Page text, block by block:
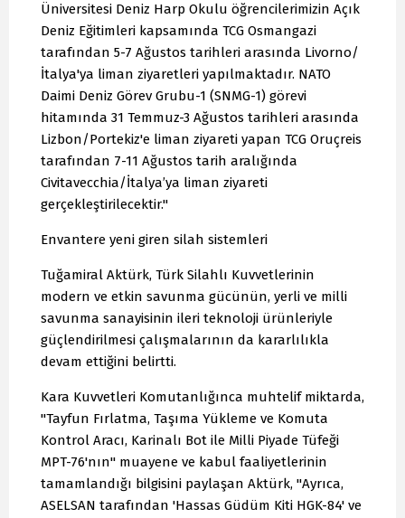
Üniversitesi Deniz Harp Okulu öğrencilerimizin Açık
Deniz Eğitimleri kapsamında TCG Osmangazi
tarafından 5-7 Ağustos tarihleri arasında Livorno/
İtalya'ya liman ziyaretleri yapılmaktadır. NATO
Daimi Deniz Görev Grubu-1 (SNMG-1) görevi
hitamında 31 Temmuz-3 Ağustos tarihleri arasında
Lizbon/Portekiz'e liman ziyareti yapan TCG Oruçreis
tarafından 7-11 Ağustos tarih aralığında
Civitavecchia/İtalya’ya liman ziyareti
gerçekleştirilecektir."
Envantere yeni giren silah sistemleri
Tuğamiral Aktürk, Türk Silahlı Kuvvetlerinin
modern ve etkin savunma gücünün, yerli ve milli
savunma sanayisinin ileri teknoloji ürünleriyle
güçlendirilmesi çalışmalarının da kararlılıkla
devam ettiğini belirtti.
Kara Kuvvetleri Komutanlığınca muhtelif miktarda,
"Tayfun Fırlatma, Taşıma Yükleme ve Komuta
Kontrol Aracı, Karinalı Bot ile Milli Piyade Tüfeği
MPT-76'nın" muayene ve kabul faaliyetlerinin
tamamlandığı bilgisini paylaşan Aktürk, "Ayrıca,
ASELSAN tarafından 'Hassas Güdüm Kiti HGK-84' ve